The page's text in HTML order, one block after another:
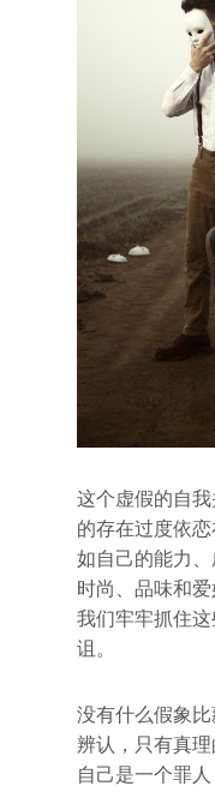
这个虚假的自
的存在过度依
如自己的能力
时尚、品味和
我们牢牢抓住
诅。
没有什么假象
辨认，只有真
自己是一个罪